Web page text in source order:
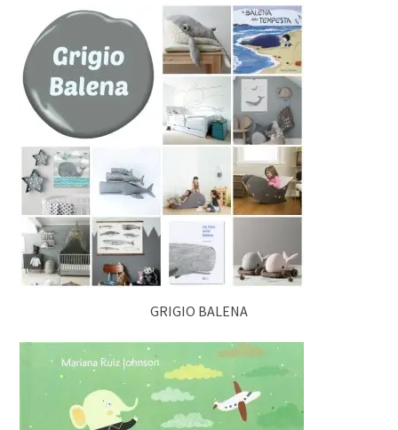
GRIGIO BALENA